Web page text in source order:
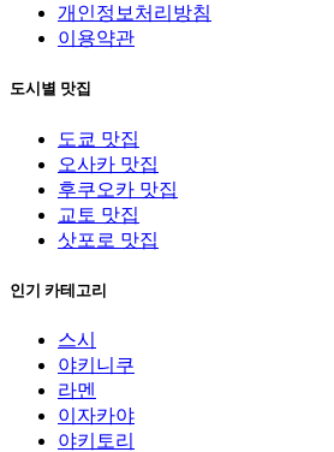
개인정보처리방침
이용약관
도시별 맛집
도쿄 맛집
오사카 맛집
후쿠오카 맛집
교토 맛집
삿포로 맛집
인기 카테고리
스시
야키니쿠
라멘
이자카야
야키토리